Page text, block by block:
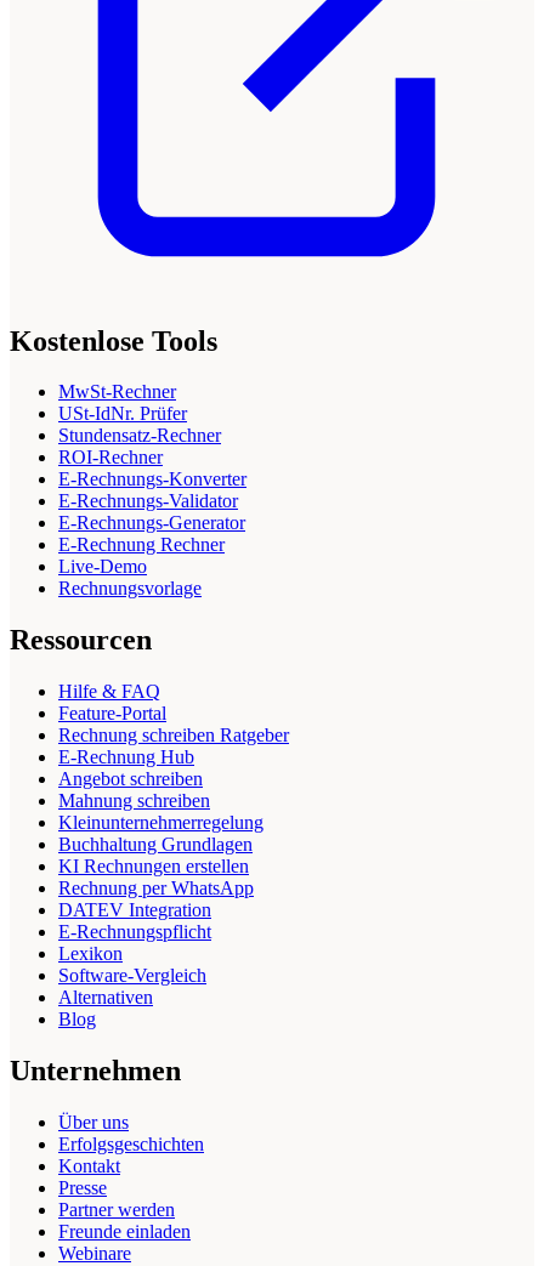
Kostenlose Tools
MwSt-Rechner
USt-IdNr. Prüfer
Stundensatz-Rechner
ROI-Rechner
E-Rechnungs-Konverter
E-Rechnungs-Validator
E-Rechnungs-Generator
E-Rechnung Rechner
Live-Demo
Rechnungsvorlage
Ressourcen
Hilfe & FAQ
Feature-Portal
Rechnung schreiben Ratgeber
E-Rechnung Hub
Angebot schreiben
Mahnung schreiben
Kleinunternehmerregelung
Buchhaltung Grundlagen
KI Rechnungen erstellen
Rechnung per WhatsApp
DATEV Integration
E-Rechnungspflicht
Lexikon
Software-Vergleich
Alternativen
Blog
Unternehmen
Über uns
Erfolgsgeschichten
Kontakt
Presse
Partner werden
Freunde einladen
Webinare